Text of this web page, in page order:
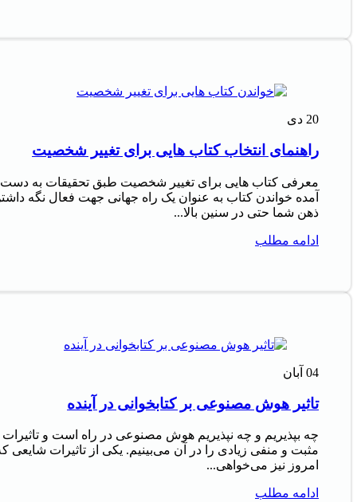
20 دی
راهنمای انتخاب کتاب هایی برای تغییر شخصیت
معرفی کتاب هایی برای تغییر شخصیت طبق تحقیقات به دست
آمده خواندن کتاب به عنوان یک راه جهانی جهت فعال نگه
ذهن شما حتی در سنین بالا...
ادامه مطلب
04 آبان
تاثیر هوش مصنوعی بر کتابخوانی در آینده
چه بپذیریم و چه نپذیریم هوش مصنوعی در راه است و تاثیرات
مثبت و منفی زیادی را در آن می‌بینیم. یکی از تاثیرات شایعی
امروز نیز می‌خواهی...
ادامه مطلب